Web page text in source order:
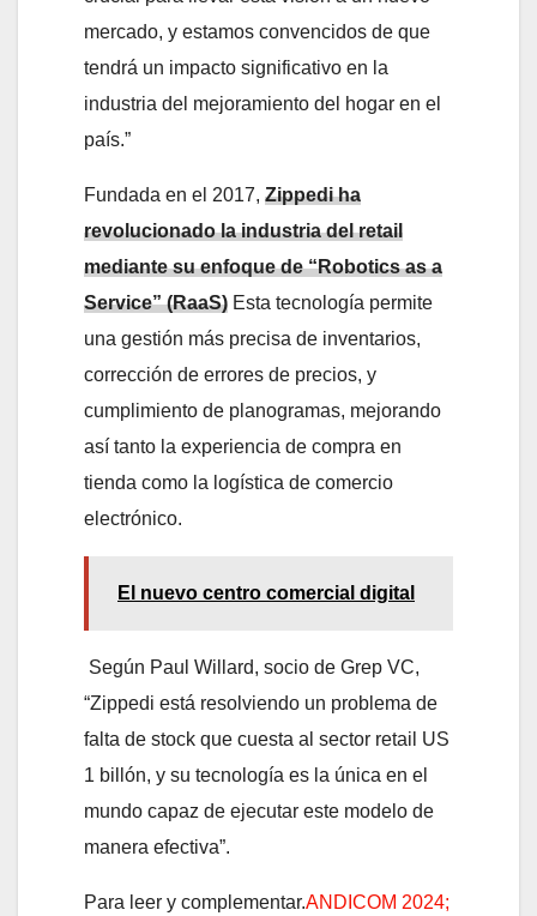
mercado, y estamos convencidos de que
tendrá un impacto significativo en la
industria del mejoramiento del hogar en el
país.”
Fundada en el 2017, Zippedi ha
revolucionado la industria del retail
mediante su enfoque de “Robotics as a
Service” (RaaS) Esta tecnología permite
una gestión más precisa de inventarios,
corrección de errores de precios, y
cumplimiento de planogramas, mejorando
así tanto la experiencia de compra en
tienda como la logística de comercio
electrónico.
El nuevo centro comercial digital
Según Paul Willard, socio de Grep VC,
“Zippedi está resolviendo un problema de
falta de stock que cuesta al sector retail US
1 billón, y su tecnología es la única en el
mundo capaz de ejecutar este modelo de
manera efectiva”.
Para leer y complementar.ANDICOM 2024;